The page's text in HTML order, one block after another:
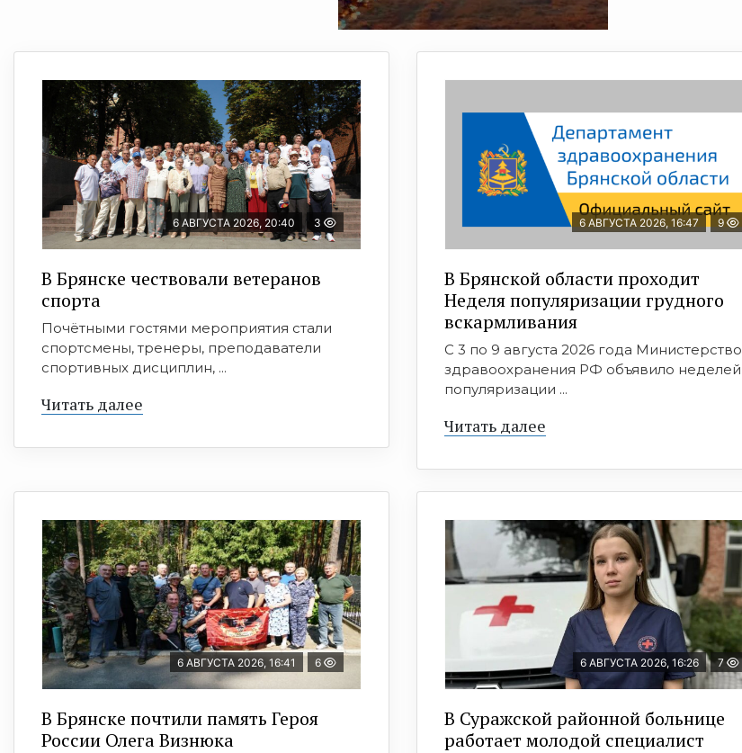
6 АВГУСТА 2026, 20:40 3
В Брянске чествовали ветеранов
спорта
Почётными гостями мероприятия стали
спортсмены, тренеры, преподаватели
спортивных дисциплин, ...
Читать далее
6 АВГУСТА 2026, 16:47 9
В Брянской области проходит
Неделя популяризации грудного
вскармливания
С 3 по 9 августа 2026 года Министерство
здравоохранения РФ объявило неделей
популяризации ...
Читать далее
6 АВГУСТА 2026, 16:41 6
В Брянске почтили память Героя
России Олега Визнюка
6 АВГУСТА 2026, 16:26 7
В Суражской районной больнице
работает молодой специалист